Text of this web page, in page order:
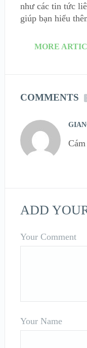
như các tin tức
giúp bạn hiểu
MORE
COMMENTS
ADD
Your Comment
Your Name